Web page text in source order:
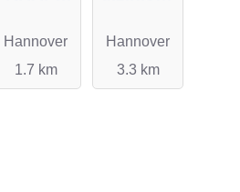
Hannover
1.7 km
Personall
ogistik
Hannover
3.3 km